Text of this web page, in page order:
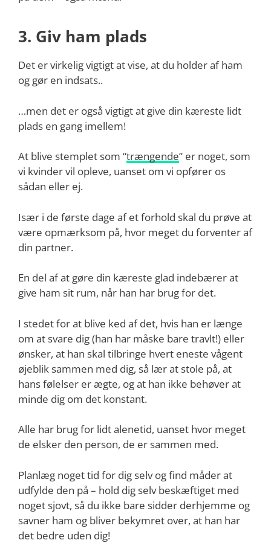
3. Giv ham plads
Det er virkelig vigtigt at vise, at du holder af ham
og gør en indsats..
…men det er også vigtigt at give din kæreste lidt
plads en gang imellem!
At blive stemplet som “trængende” er noget, som
vi kvinder vil opleve, uanset om vi opfører os
sådan eller ej.
Især i de første dage af et forhold skal du prøve at
være opmærksom på, hvor meget du forventer af
din partner.
En del af at gøre din kæreste glad indebærer at
give ham sit rum, når han har brug for det.
I stedet for at blive ked af det, hvis han er længe
om at svare dig (han har måske bare travlt!) eller
ønsker, at han skal tilbringe hvert eneste vågent
øjeblik sammen med dig, så lær at stole på, at
hans følelser er ægte, og at han ikke behøver at
minde dig om det konstant.
Alle har brug for lidt alenetid, uanset hvor meget
de elsker den person, de er sammen med.
Planlæg noget tid for dig selv og find måder at
udfylde den på – hold dig selv beskæftiget med
noget sjovt, så du ikke bare sidder derhjemme og
savner ham og bliver bekymret over, at han har
det bedre uden dig!